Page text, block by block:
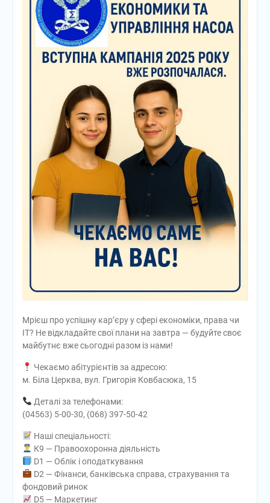
взяв участь в підписанні
Меморандуму про
співпрацю між
Національною академією
статистики, обліку та
аудиту та Обухівською
Є люди, чиє ім’я назавжди
вписане в історію нашого
навчального закладу
Мрієш про успішну кар’єру у сфері економіки, права чи
IT? Не відкладайте свої плани на завтра — будуйте своє
майбутнє вже сьогодні разом із нами!
Чекаємо абітурієнтів за адресою:
м. Біла Церква, вул. Григорія Ковбасюка, 15
Деталі за телефонами:
(04563) 5-00-30, (068) 397-50-42
Наші спеціальності:
К9 — Правоохоронна діяльність
D1 — Облік і оподаткування
D2 — Фінанси, банківська справа, страхування та
фондовий ринок
D5 — Маркетинг